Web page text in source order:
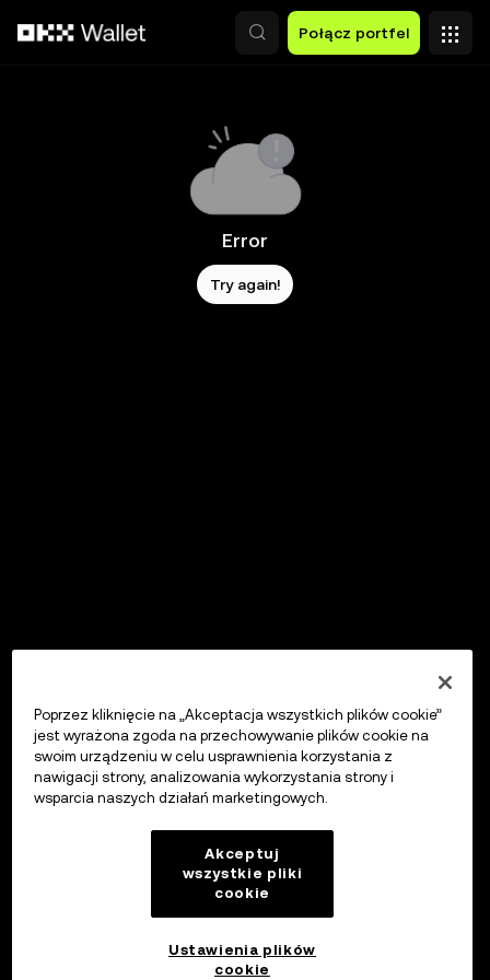
Połącz portfel
Error
Try again!
Poprzez kliknięcie na „Akceptacja wszystkich plików cookie”
jest wyrażona zgoda na przechowywanie plików cookie na
swoim urządzeniu w celu usprawnienia korzystania z
nawigacji strony, analizowania wykorzystania strony i
wsparcia naszych działań marketingowych.
Akceptuj
wszystkie pliki
cookie
Ustawienia plików
cookie